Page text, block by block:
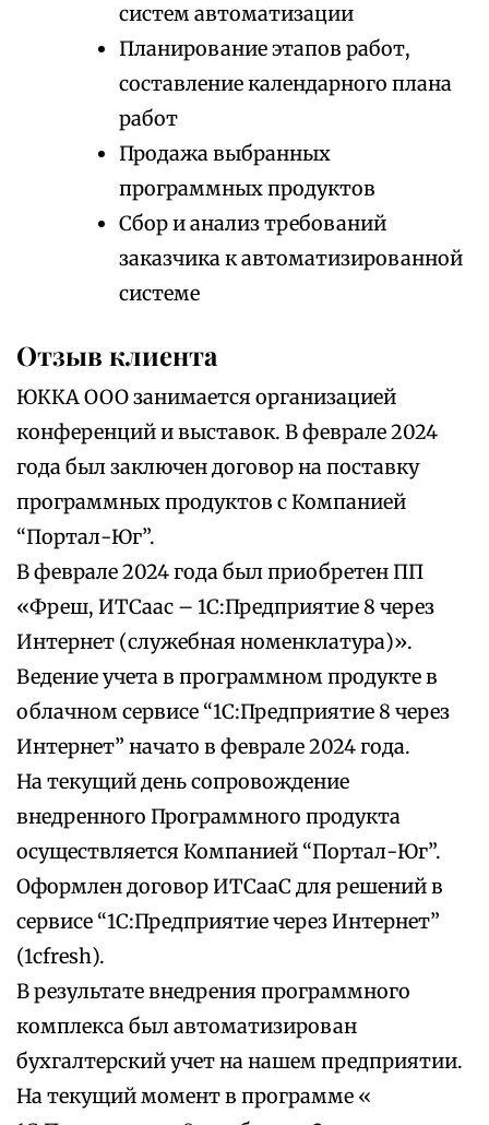
систем автоматизации
Планирование этапов работ,
составление календарного плана
работ
Продажа выбранных
программных продуктов
Сбор и анализ требований
заказчика к автоматизированной
системе
Отзыв клиента
ЮККА ООО занимается организацией
конференций и выставок. В феврале 2024
года был заключен договор на поставку
программных продуктов с Компанией
“Портал-Юг”.
В феврале 2024 года был приобретен ПП
«Фреш, ИТСаас – 1С:Предприятие 8 через
Интернет (служебная номенклатура)».
Ведение учета в программном продукте в
облачном сервисе “1С:Предприятие 8 через
Интернет” начато в феврале 2024 года.
На текущий день сопровождение
внедренного Программного продукта
осуществляется Компанией “Портал-Юг”.
Оформлен договор ИТСааС для решений в
сервисе “1С:Предприятие через Интернет”
(1cfresh).
В результате внедрения программного
комплекса был автоматизирован
бухгалтерский учет на нашем предприятии.
На текущий момент в программе «